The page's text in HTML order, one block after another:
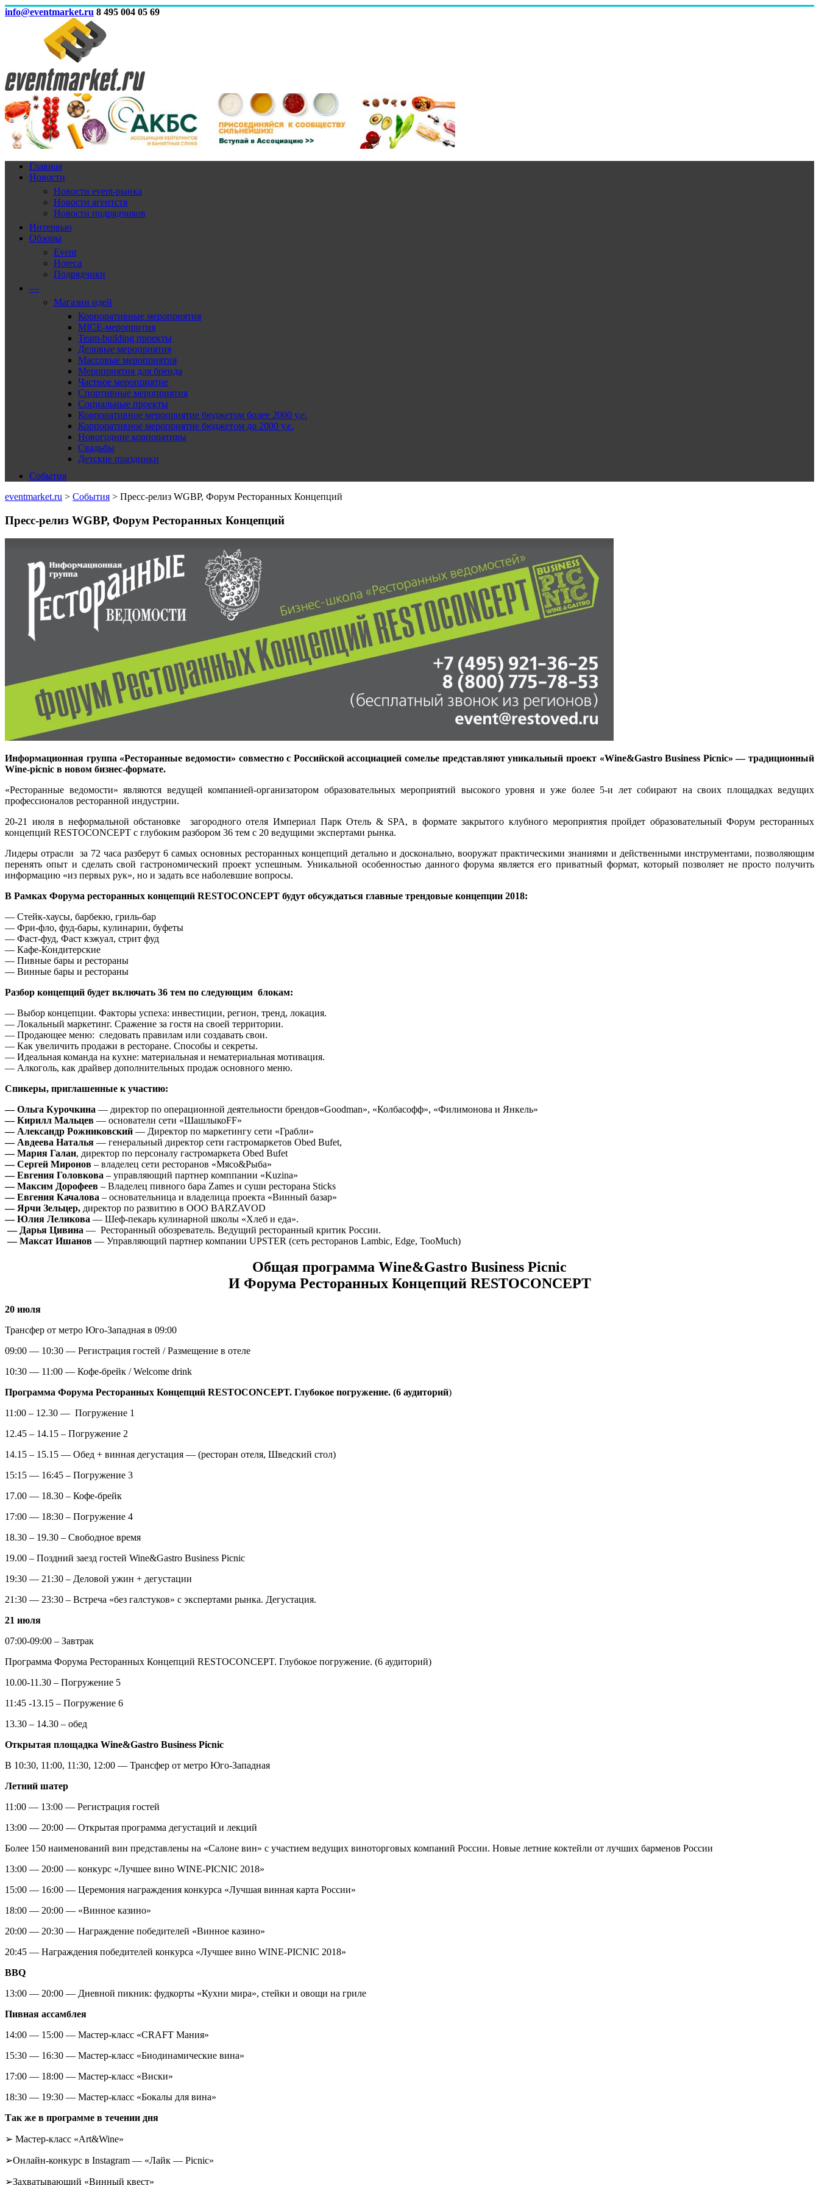
info@eventmarket.ru 8 495 004 05 69
Главная
Новости
Новости event-рынка
Новости агентств
Новости подрядчиков
Интервью
Обзоры
Event
Horeca
Подрядчики
—
Магазин идей
Корпоративные мероприятия
MICE-меропрития
Team-building проекты
Деловые мероприятия
Массовые мероприятия
Мероприятия для бренда
Частное мероприятие
Спортивные мероприятия
Социальные проекты
Корпоративное мероприятие бюджетом более 2000 у.е.
Корпоративное мероприятие бюджетом до 2000 у.е.
Новогодние корпоративы
Свадьбы
Детские праздники
События
eventmarket.ru > События > Пресс-релиз WGBP, Форум Ресторанных Концепций
Пресс-релиз WGBP, Форум Ресторанных Концепций
Информационная группа «Ресторанные ведомости» совместно с Российской ассоциацией сомелье представляют уникальный проект «Wine&Gastro Business Picnic» — традиционный
Wine-picnic в новом бизнес-формате.
«Ресторанные ведомости» являются ведущей компанией-организатором образовательных мероприятий высокого уровня и уже более 5-и лет собирают на своих площадках ведущих
профессионалов ресторанной индустрии.
20-21 июля в неформальной обстановке загородного отеля Империал Парк Отель & SPA, в формате закрытого клубного мероприятия пройдет образовательный Форум ресторанных
концепций RESTOCONCEPT с глубоким разбором 36 тем с 20 ведущими экспертами рынка.
Лидеры отрасли за 72 часа разберут 6 самых основных ресторанных концепций детально и досконально, вооружат практическими знаниями и действенными инструментами, позволяющим
перенять опыт и сделать свой гастрономический проект успешным. Уникальной особенностью данного форума является его приватный формат, который позволяет не просто получить
информацию «из первых рук», но и задать все наболевшие вопросы.
В Рамках Форума ресторанных концепций RESTOCONCEPT будут обсуждаться главные трендовые концепции 2018:
— Стейк-хаусы, барбекю, гриль-бар
— Фри-фло, фуд-бары, кулинарии, буфеты
— Фаст-фуд, Фаст кэжуал, стрит фуд
— Кафе-Кондитерские
— Пивные бары и рестораны
— Винные бары и рестораны
Разбор концепций будет включать 36 тем по следующим блокам:
— Выбор концепции. Факторы успеха: инвестиции, регион, тренд, локация.
— Локальный маркетинг. Сражение за гостя на своей территории.
— Продающее меню: следовать правилам или создавать свои.
— Как увеличить продажи в ресторане. Способы и секреты.
— Идеальная команда на кухне: материальная и нематериальная мотивация.
— Алкоголь, как драйвер дополнительных продаж основного меню.
Спикеры, приглашенные к участию:
— Ольга Курочкина — директор по операционной деятельности брендов«Goodman», «Колбасофф», «Филимонова и Янкель»
— Кирилл Мальцев — основатели сети «ШашлыкоFF»
— Александр Рожниковский — Директор по маркетингу сети «Грабли»
— Авдеева Наталья — генеральный директор сети гастромаркетов Obed Bufet,
— Мария Галан, директор по персоналу гастромаркета Obed Bufet
— Сергей Миронов – владелец сети ресторанов «Мясо&Рыба»
— Евгения Головкова – управляющий партнер комппании «Kuzina»
— Максим Дорофеев – Владелец пивного бара Zames и суши ресторана Sticks
— Евгения Качалова – основательница и владелица проекта «Винный базар»
— Ярчи Зельцер, директор по развитию в OOO BARZAVOD
— Юлия Леликова — Шеф-пекарь кулинарной школы «Хлеб и еда».
— Дарья Цивина — Ресторанный обозреватель. Ведущий ресторанный критик России.
— Максат Ишанов — Управляющий партнер компании UPSTER (сеть ресторанов Lambic, Edge, TooMuch)
Общая программа Wine&Gastro Business Picnic
И Форума Ресторанных Концепций RESTOCONCEPT
20 июля
Трансфер от метро Юго-Западная в 09:00
09:00 — 10:30 — Регистрация гостей / Размещение в отеле
10:30 — 11:00 — Кофе-брейк / Welcome drink
Программа Форума Ресторанных Концепций RESTOCONCEPT. Глубокое погружение. (6 аудиторий)
11:00 – 12.30 — Погружение 1
12.45 – 14.15 – Погружение 2
14.15 – 15.15 — Обед + винная дегустация — (ресторан отеля, Шведский стол)
15:15 — 16:45 – Погружение 3
17.00 — 18.30 – Кофе-брейк
17:00 — 18:30 – Погружение 4
18.30 – 19.30 – Свободное время
19.00 – Поздний заезд гостей Wine&Gastro Business Picnic
19:30 — 21:30 – Деловой ужин + дегустации
21:30 — 23:30 – Встреча «без галстуков» с экспертами рынка. Дегустация.
21 июля
07:00-09:00 – Завтрак
Программа Форума Ресторанных Концепций RESTOCONCEPT. Глубокое погружение. (6 аудиторий)
10.00-11.30 – Погружение 5
11:45 -13.15 – Погружение 6
13.30 – 14.30 – обед
Открытая площадка Wine&Gastro Business Picnic
В 10:30, 11:00, 11:30, 12:00 — Трансфер от метро Юго-Западная
Летний шатер
11:00 — 13:00 — Регистрация гостей
13:00 — 20:00 — Открытая программа дегустаций и лекций
Более 150 наименований вин представлены на «Салоне вин» с участием ведущих виноторговых компаний России. Новые летние коктейли от лучших барменов России
13:00 — 20:00 — конкурс «Лучшее вино WINE-PICNIC 2018»
15:00 — 16:00 — Церемония награждения конкурса «Лучшая винная карта России»
18:00 — 20:00 — «Винное казино»
20:00 — 20:30 — Награждение победителей «Винное казино»
20:45 — Награждения победителей конкурса «Лучшее вино WINE-PICNIC 2018»
BBQ
13:00 — 20:00 — Дневной пикник: фудкорты «Кухни мира», стейки и овощи на гриле
Пивная ассамблея
14:00 — 15:00 — Мастер-класс «CRAFT Мания»
15:30 — 16:30 — Мастер-класс «Биодинамические вина»
17:00 — 18:00 — Мастер-класс «Виски»
18:30 — 19:30 — Мастер-класс «Бокалы для вина»
Так же в программе в течении дня
➢ Мастер-класс «Art&Wine»
➢Онлайн-конкурс в Instagram — «Лайк — Picnic»
➢Захватывающий «Винный квест»